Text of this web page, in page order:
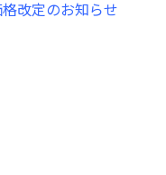
改定のお知らせ